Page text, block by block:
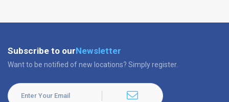
Subscribe to ourNewsletter
Want to be notified of new locations? Simply register.